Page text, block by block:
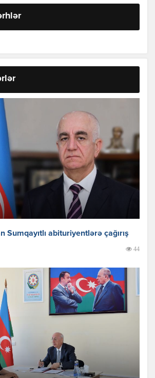
Sumqayıtlı abituriyentlərə çağırış
44